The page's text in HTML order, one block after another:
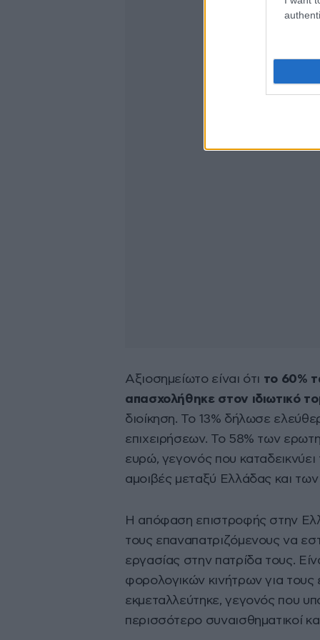
Αξιοσημείωτο είναι ότι το 60%
απασχολήθηκε στον ιδιωτικό
διοίκηση. Το 13% δήλωσε
επιχειρήσεων. Το 58% των
ευρώ, γεγονός που
αμοιβές μεταξύ Ελλάδας και
Η απόφαση επιστροφής στην
τους επαναπατριζόμενους να
εργασίας στην πατρίδα τους.
φορολογικών κινήτρων για
εκμεταλλεύτηκε, γεγονός που
περισσότερο συναισθηματικοί